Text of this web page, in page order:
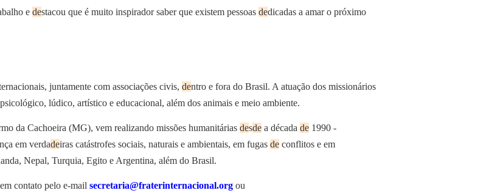
e destacou que é muito inspirador saber que existem pessoas dedicadas a amar o próximo
juntamente com associações civis, dentro e fora do Brasil. A atuação dos missionários
lúdico, artístico e educacional, além dos animais e meio ambiente.
da Cachoeira (MG), vem realizando missões humanitárias desde a década de 1990 -
em verdadeiras catástrofes sociais, naturais e ambientais, em fugas de conflitos e em
Nepal, Turquia, Egito e Argentina, além do Brasil.
contato pelo e-mail secretaria@fraterinternacional.org ou